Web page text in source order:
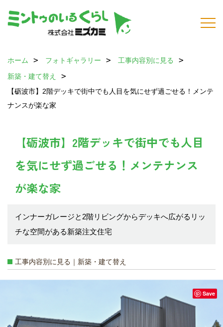
ホーム フォトギャラリー
工事内容別に見る
新築・建て替え
【砺波市】2階デッキで街中でも人目を気にせず過ごせる！メンテ
ナンスが楽な家
【砺波市】2階デッキで街中でも人目
を気にせず過ごせる！メンテナンス
が楽な家
インナーガレージと2階リビングからデッキへ広がるリッ
チな空間がある新築注文住宅
工事内容別に見る｜新築・建て替え
Save